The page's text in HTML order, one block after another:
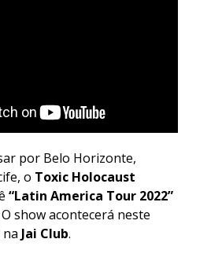
por Belo Horizonte,
o Toxic Holocaust
“Latin America Tour 2022”
O show acontecerá neste
na Jai Club.